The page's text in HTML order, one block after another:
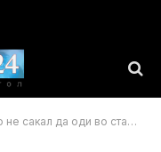
направил хаос, повредена и бремена жена во Виена